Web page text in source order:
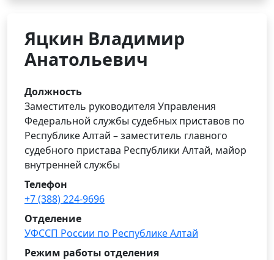
Яцкин Владимир
Анатольевич
Должность
Заместитель руководителя Управления
Федеральной службы судебных приставов по
Республике Алтай – заместитель главного
судебного пристава Республики Алтай, майор
внутренней службы
Телефон
+7 (388) 224-9696
Отделение
УФССП России по Республике Алтай
Режим работы отделения